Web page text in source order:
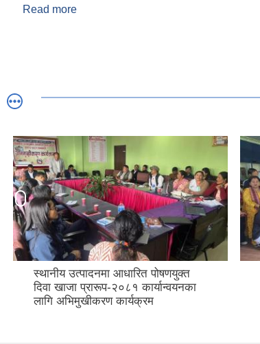
Read more
स्थानीय उत्पादनमा आधारित पोषणयुक्त
दिवा खाजा प्रारूप-२०८१ कार्यान्वयनका
लागि अभिमुखीकरण कार्यक्रम